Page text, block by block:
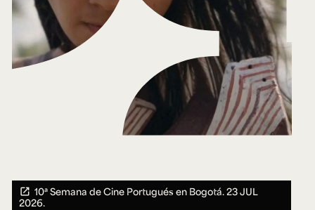
10ª Semana de Cine Portugués en Bogotá.23 JUL
2026.